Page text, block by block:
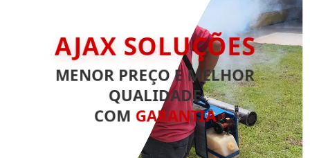
AJAX SOLUÇÕES
MENOR PREÇO E MELHOR
QUALIDADE
COM GARANTIA